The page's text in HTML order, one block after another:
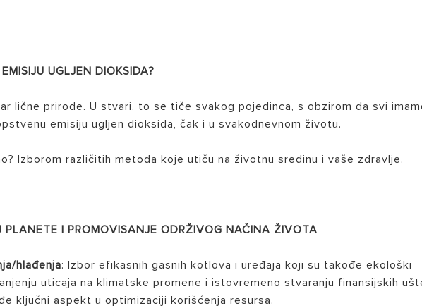
UGLJEN DIOKSIDA?
lične prirode. U stvari, to se tiče svakog pojedinca, s obzirom da svi
emisiju ugljen dioksida, čak i u svakodnevnom životu.
Izborom različitih metoda koje utiču na životnu sredinu i vaše zdravlje.
I PROMOVISANJE ODRŽIVOG NAČINA ŽIVOTA
hlađenja: Izbor efikasnih gasnih kotlova i uređaja koji su takođe ekološki
uticaja na klimatske promene i istovremeno stvaranju finansijskih
ključni aspekt u optimizaciji korišćenja resursa.